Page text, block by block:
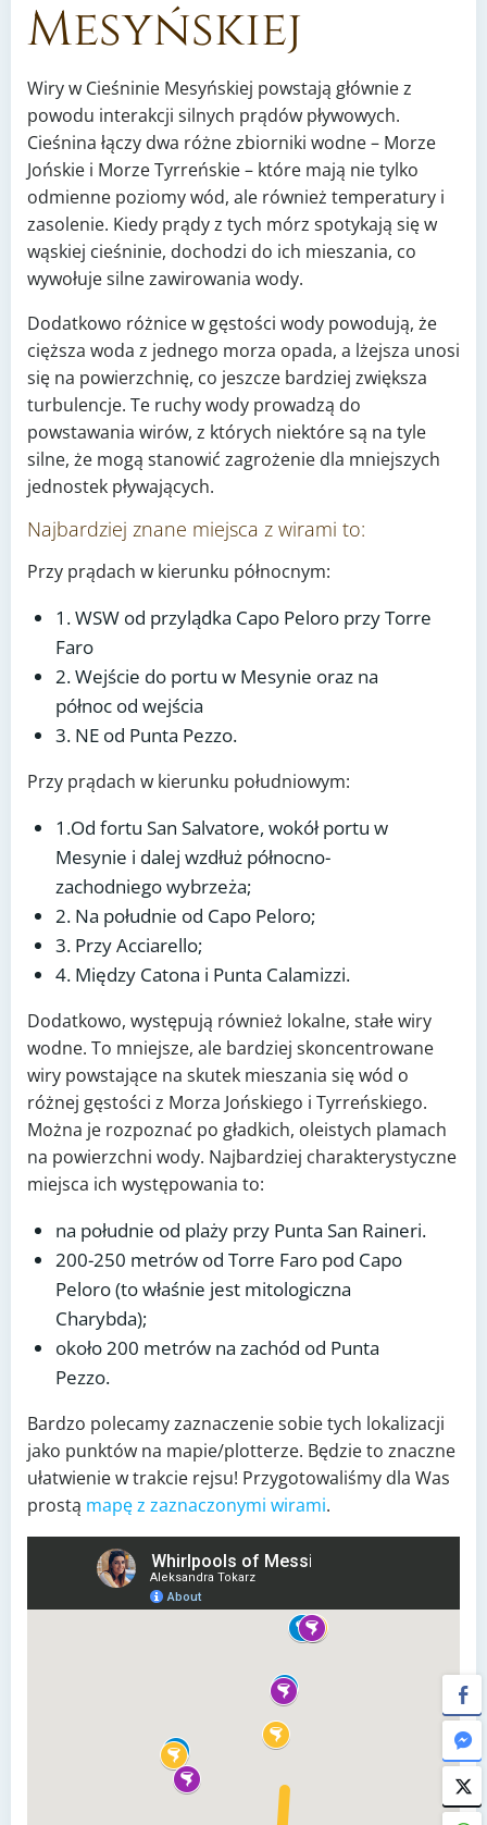
Mesyńskiej
Wiry w Cieśninie Mesyńskiej powstają głównie z
powodu interakcji silnych prądów pływowych.
Cieśnina łączy dwa różne zbiorniki wodne – Morze
Jońskie i Morze Tyrreńskie – które mają nie tylko
odmienne poziomy wód, ale również temperatury i
zasolenie. Kiedy prądy z tych mórz spotykają się w
wąskiej cieśninie, dochodzi do ich mieszania, co
wywołuje silne zawirowania wody.
Dodatkowo różnice w gęstości wody powodują, że
cięższa woda z jednego morza opada, a lżejsza unosi
się na powierzchnię, co jeszcze bardziej zwiększa
turbulencje. Te ruchy wody prowadzą do
powstawania wirów, z których niektóre są na tyle
silne, że mogą stanowić zagrożenie dla mniejszych
jednostek pływających.
Najbardziej znane miejsca z wirami to:
Przy prądach w kierunku północnym:
1. WSW od przylądka Capo Peloro przy Torre
Faro
2. Wejście do portu w Mesynie oraz na
północ od wejścia
3. NE od Punta Pezzo.
Przy prądach w kierunku południowym:
1.Od fortu San Salvatore, wokół portu w
Mesynie i dalej wzdłuż północno-
zachodniego wybrzeża;
2. Na południe od Capo Peloro;
3. Przy Acciarello;
4. Między Catona i Punta Calamizzi.
Dodatkowo, występują również lokalne, stałe wiry
wodne. To mniejsze, ale bardziej skoncentrowane
wiry powstające na skutek mieszania się wód o
różnej gęstości z Morza Jońskiego i Tyrreńskiego.
Można je rozpoznać po gładkich, oleistych plamach
na powierzchni wody. Najbardziej charakterystyczne
miejsca ich występowania to:
na południe od plaży przy Punta San Raineri.
200-250 metrów od Torre Faro pod Capo
Peloro (to właśnie jest mitologiczna
Charybda);
około 200 metrów na zachód od Punta
Pezzo.
Bardzo polecamy zaznaczenie sobie tych lokalizacji
jako punktów na mapie/plotterze. Będzie to znaczne
ułatwienie w trakcie rejsu! Przygotowaliśmy dla Was
prostą mapę z zaznaczonymi wirami.